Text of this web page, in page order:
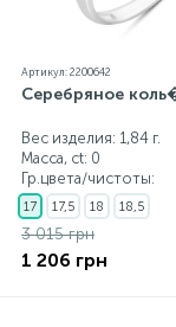
Артикул: 2200642
Серебряное
Вес изделия: 1,84 г.
Масса, ct: 0
Гр.цвета/чистоты:
17 17,5 18 18,5
3 015 грн
1 206 грн